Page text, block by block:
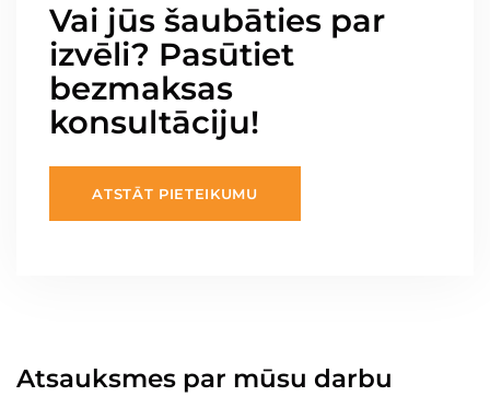
Vai jūs šaubāties par
izvēli? Pasūtiet
bezmaksas
konsultāciju!
ATSTĀT PIETEIKUMU
Atsauksmes par mūsu darbu